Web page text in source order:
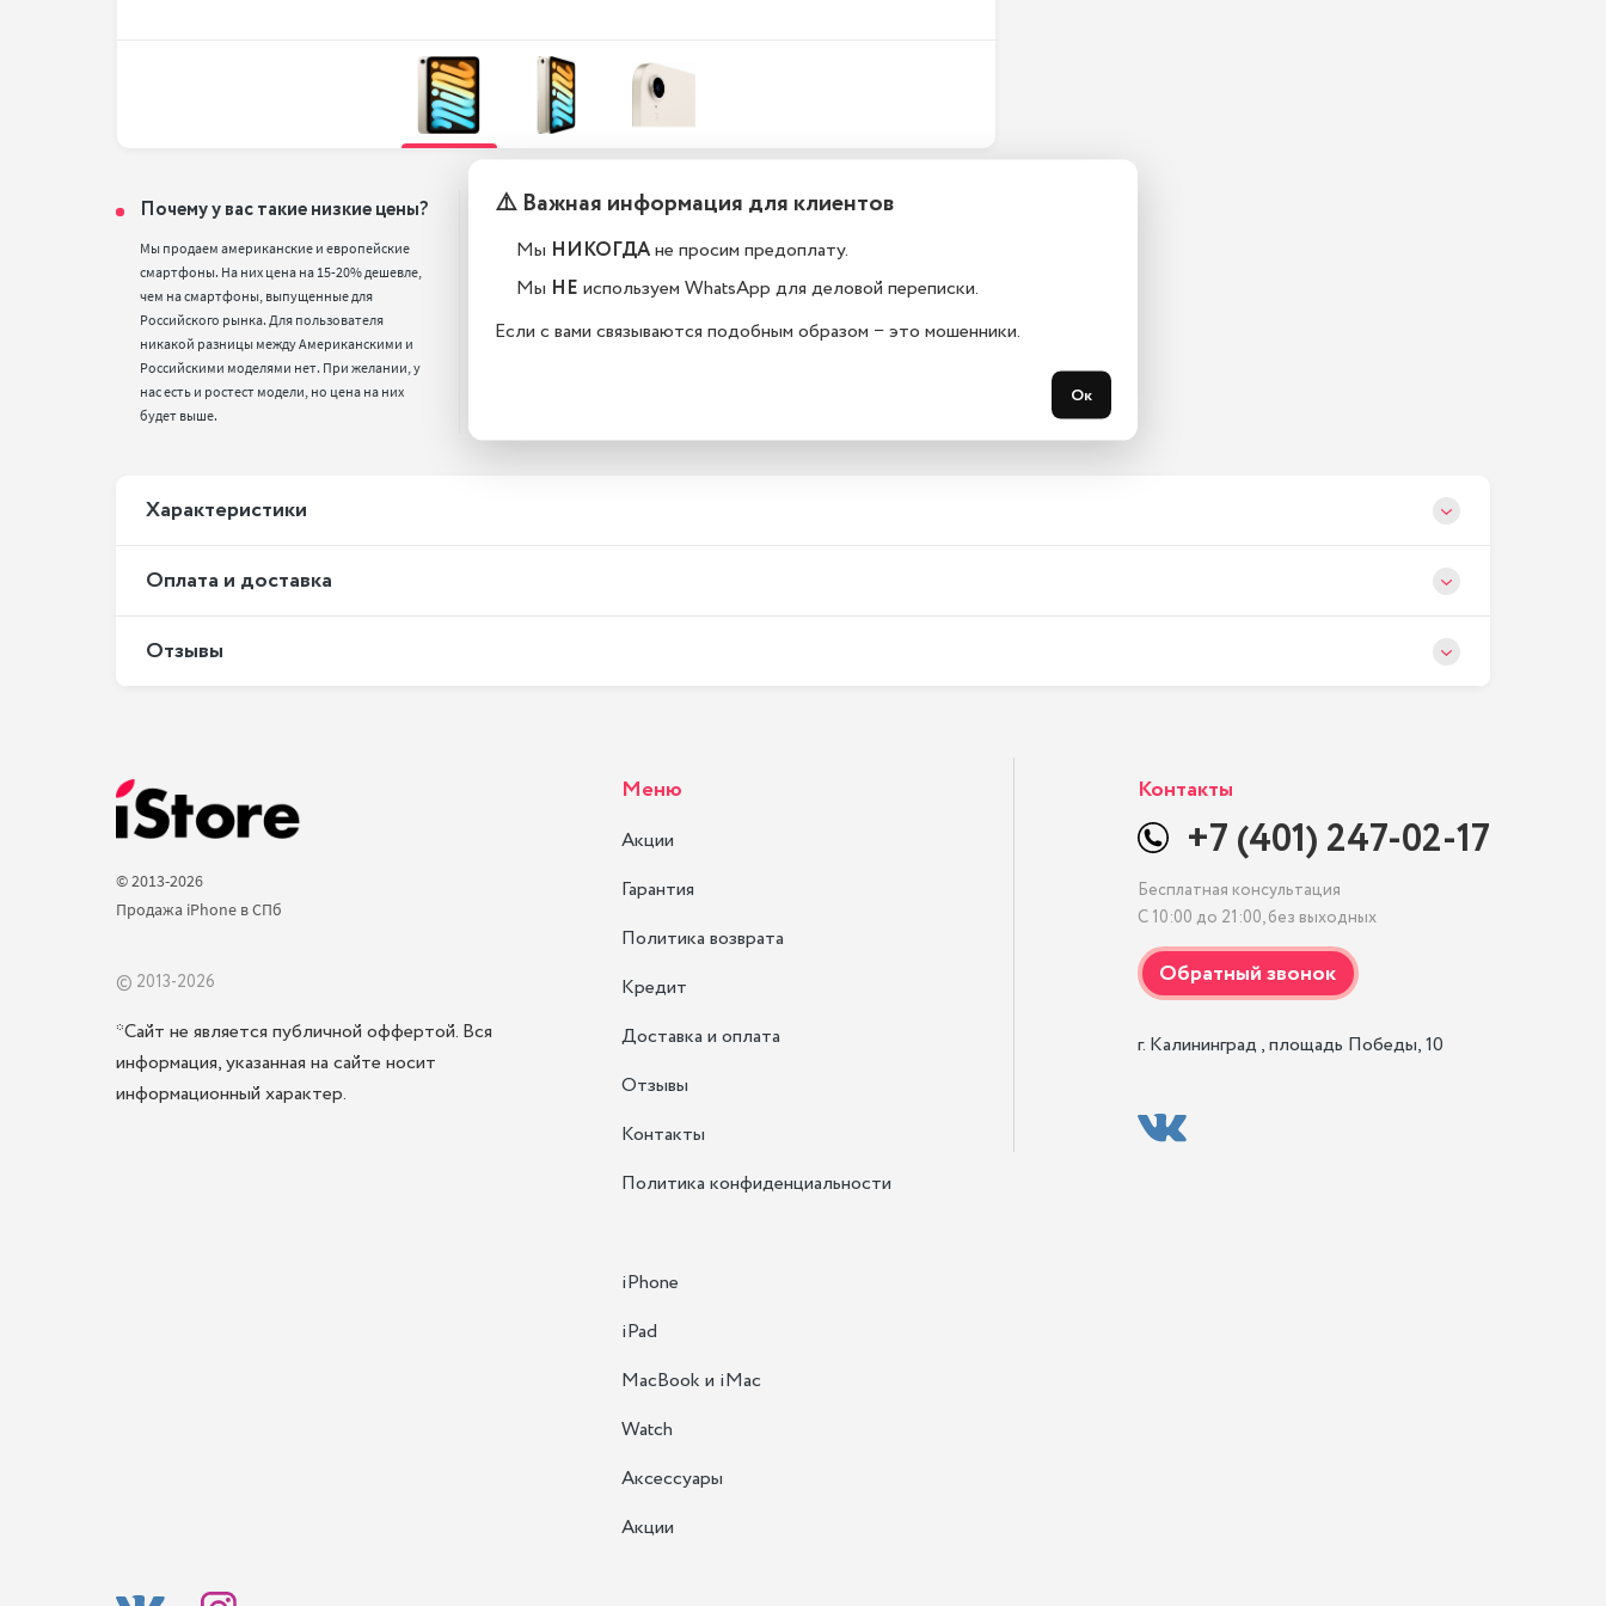
Почему у вас такие низкие цены?
Мы продаем американские и европейские
смартфоны. На них цена на 15-20% дешевле,
чем на смартфоны, выпущенные для
Российского рынка. Для пользователя
никакой разницы между Американскими и
Российскими моделями нет. При желании, у
нас есть и ростест модели, но цена на них
будет выше.
Телефоны новые или
восстановленные?
Все телефоны в kaliningrad.istoreapple.ru
полностью оригинальные, с полной
стандартной комплектацией.
Какой срок гарантии?
На всю технику, представленную у нас на
дней. Обмен и возврат возможен в течени
Xарактеристики
Оплата и доставка
Отзывы
© 2013-2026
Продажа iPhone в СПб
© 2013-2026
*Сайт не является публичной оффертой. Вся
информация, указанная на сайте носит
информационный характер.
Меню
Акции
Гарантия
Политика возврата
Кредит
Доставка и оплата
Отзывы
Контакты
Политика конфиденциальности
iPhone
iPad
MacBook и iMac
Watch
Аксессуары
Акции
Контакты
+7 (401) 247-02-17
Бесплатная консультация
С 10:00 до 21:00, без выходных
г. Калининград , площадь Победы, 10
⚠️ Важная информация для клиентов
Мы НИКОГДАне просим предоплату.
Мы НЕ используем WhatsApp для деловой переписки.
Если с вами связываются подобным образом − это мошенники.
Ок